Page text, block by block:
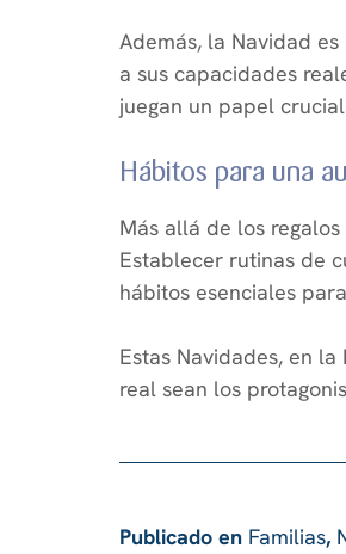
Además, la Navidad
a sus capacidades
juegan un papel
Hábitos para una
Más allá de los
Establecer rutinas de
hábitos esenciales
Estas Navidades, en
real sean los
Publicado en Familias,